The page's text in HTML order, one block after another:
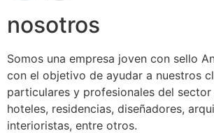
nosotros
Somos una empresa joven con sello
con el objetivo de ayudar a nuestros
particulares y profesionales del sector
hoteles, residencias, diseñadores,
interioristas, entre otros.